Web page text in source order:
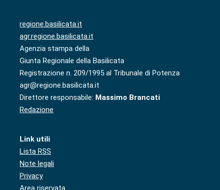
regione.basilicata.it
agr.regione.basilicata.it
Agenzia stampa della
Giunta Regionale della Basilicata
Registrazione n. 209/1995 al Tribunale di Potenza
agr@regione.basilicata.it
Direttore responsabile: Massimo Brancati
Redazione
Link utili
Lista RSS
Note legali
Privacy
Area riservata